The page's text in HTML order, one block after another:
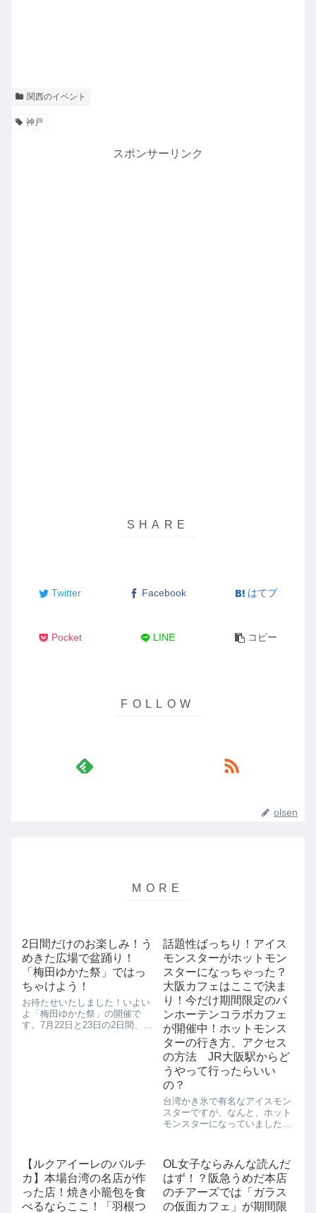
関西のイベント
神戸
スポンサーリンク
Twitter Facebook はてブ
Pocket LINE コピー
olsen
2日間だけのお楽しみ！う
めきた広場で盆踊り！
「梅田ゆかた祭」ではっ
ちゃけよう！
お待たせいたしました！いよい
よ「梅田ゆかた祭」の開催で
す。7月22日と23日の2日間、梅
話題性ばっちり！アイス
モンスターがホットモン
スターになっちゃった？
大阪カフェはここで決ま
り！今だけ期間限定のバ
ンホーテンコラボカフェ
が開催中！ホットモンス
ターの行き方、アクセス
の方法 JR大阪駅からど
うやって行ったらいい
の？
台湾かき氷で有名なアイスモン
スターですが、なんと、ホット
モンスターになっていました！
ココアブランドのバンホーテン
とコラボカフェ、ホットモンス
ターに華麗なる変身で...
【ルクアイーレのバルチ
カ】本場台湾の名店が作
った店！焼き小籠包を食
べるならここ！「羽根つ
OL女子ならみんな読んだ
はず！？阪急うめだ本店
のチアーズでは「ガラス
の仮面カフェ」が期間限